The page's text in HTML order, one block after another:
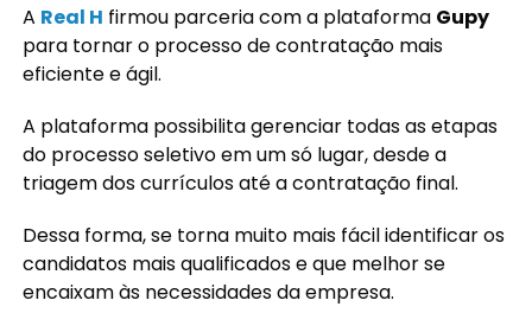
A Real H firmou parceria com a plataforma Gupy
para tornar o processo de contratação mais
eficiente e ágil.
A plataforma possibilita gerenciar todas as etapas
do processo seletivo em um só lugar, desde a
triagem dos currículos até a contratação final.
Dessa forma, se torna muito mais fácil identificar os
candidatos mais qualificados e que melhor se
encaixam às necessidades da empresa.